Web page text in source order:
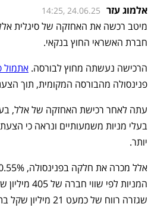
אלמוג עזר 14:25, 24.06.25
חברת האשראי החוץ בנקאי.
הרכישה נעשתה מחוץ לבורסה. אתמול
פנינסולה מהבורסה המקומית, תוך
יותר.
שגזרה רווח של כמעט 21 מיליון שקל בתוך פחות משנה.